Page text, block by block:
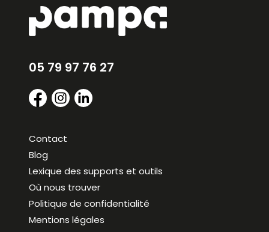
05 79 97 76 27
Contact
Blog
Lexique des supports et outils
Où nous trouver
Politique de confidentialité
Mentions légales